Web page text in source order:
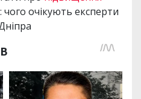
очікують експерти